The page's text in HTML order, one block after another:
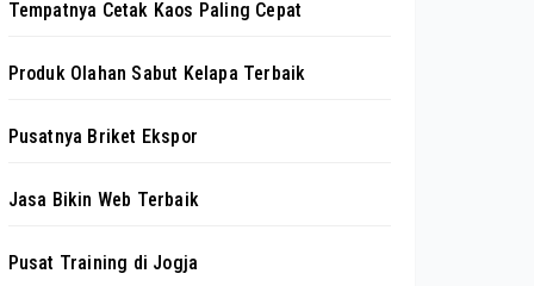
Tempatnya Cetak Kaos Paling Cepat
Produk Olahan Sabut Kelapa Terbaik
Pusatnya Briket Ekspor
Jasa Bikin Web Terbaik
Pusat Training di Jogja